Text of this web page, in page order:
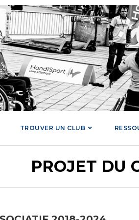
TROUVER UN CLUB
PROJET DU